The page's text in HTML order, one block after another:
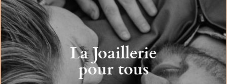
La Joaillerie
pour tous